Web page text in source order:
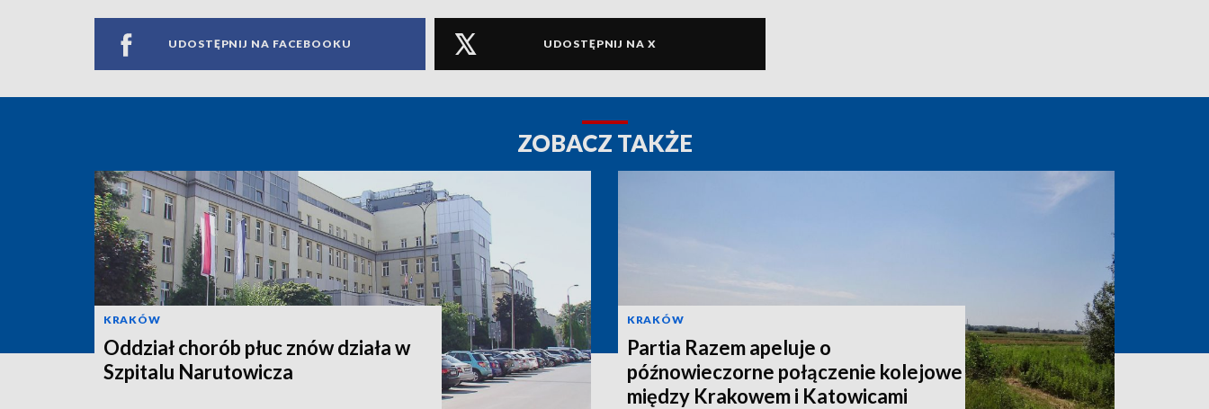
UDOSTĘPNIJ NA FACEBOOKU UDOSTĘPNIJ NA X
ZOBACZ TAKŻE
KRAKÓW
Oddział chorób płuc znów działa w
Szpitalu Narutowicza
KRAKÓW
Partia Razem apeluje o
późnowieczorne połączenie kolejowe
między Krakowem i Katowicami